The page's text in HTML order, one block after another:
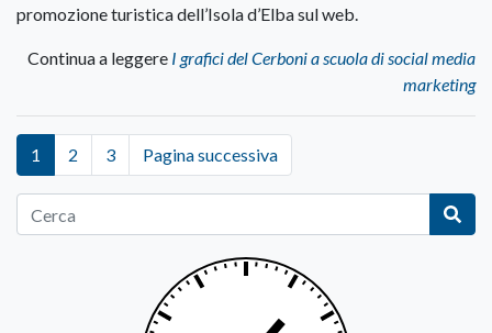
promozione turistica dell’Isola d’Elba sul web.
Continua a leggere I grafici del Cerboni a scuola di social media
marketing
1 2 3 Pagina successiva